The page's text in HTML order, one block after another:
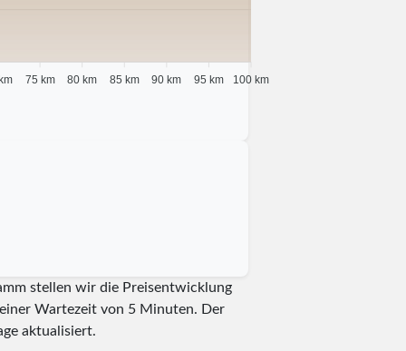
75 km 80 km 85 km 90 km 95 km 100 km
stellen wir die Preisentwicklung
Wartezeit von 5 Minuten. Der
aktualisiert.